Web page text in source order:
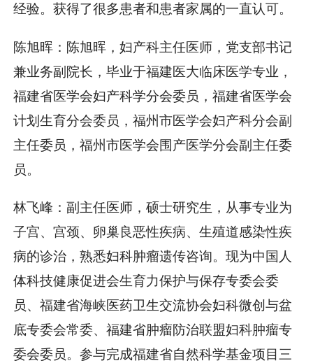
经验。获得了很多患者和患者家属的一直认可。
陈旭晖：陈旭晖，妇产科主任医师，党支部书记
兼业务副院长，毕业于福建医大临床医学专业，
福建省医学会妇产科学分会委员，福建省医学会
计划生育分会委员，福州市医学会妇产科分会副
主任委员，福州市医学会围产医学分会副主任委
员。
林飞峰：副主任医师，硕士研究生，从事专业为
子宫、宫颈、卵巢良恶性疾病、生殖道感染性疾
病的诊治，熟悉妇科肿瘤遗传咨询。现为中国人
体科技健康促进会生育力保护与保存专委会委
员、福建省海峡医药卫生交流协会妇科微创与盆
底专委会常委、福建省肿瘤防治联盟妇科肿瘤专
委会委员。参与完成福建省自然科学基金项目三